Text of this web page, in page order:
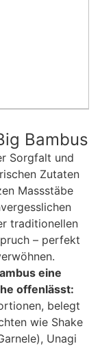
Bambus
Sorgfalt und
Zutaten
Massstäbe
traditionellen
– perfekt
eine
offenlässt:
belegt
wie Shake
Unagi